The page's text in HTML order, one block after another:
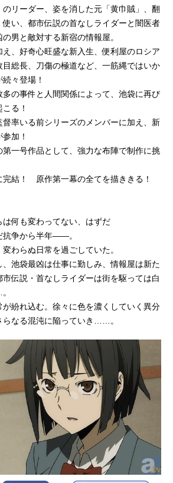
リーダー、姿を消した元「黄巾賊」、翻
い、都市伝説の首なしライダーと闇医者
男と敵対する新宿の情報屋。
、好奇心旺盛な新入生、便利屋のロシア
目総長、刀傷の極道など、一筋縄ではいか
々登場！
の事件と人間関係によって、池袋に再び
る！
督率いる前シリーズのメンバーに加え、新
加！
一号作品として、強力な布陣で制作に挑
完結！ 原作第一幕の全てを描ききる！
何も変わってない、はずだ
抗争から半年――。
わらぬ日常を過ごしていた。
池袋最凶は仕事に勤しみ、情報屋は新た
伝説・首なしライダーは街を駆っては白
が紛れ込む。徐々に色を濃くしていく異分
らなる混沌に陥っていき……。